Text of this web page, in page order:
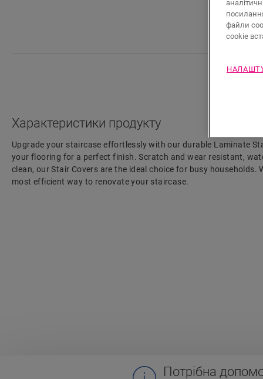
Характеристики продукту
Upgrade your staircase effortlessly with our durable Laminate
your flooring for a perfect finish. Scratch and wear resistant,
clean, our Stair Covers are the ideal choice for busy households.
most efficient way to renovate your staircase.
Потрібна
файли
cookie